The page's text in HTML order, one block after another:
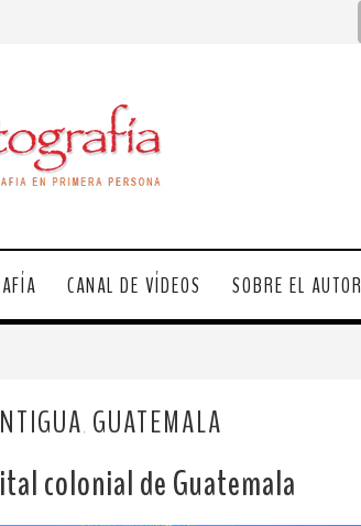
CANAL DE VÍDEOS SOBRE EL AUTOR
GUATEMALA
colonial de Guatemala